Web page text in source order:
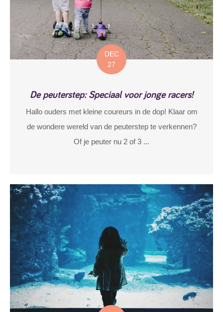
DEC
27
De peuterstep: Speciaal voor jonge racers!
Hallo ouders met kleine coureurs in de dop! Klaar om
de wondere wereld van de peuterstep te verkennen?
Of je peuter nu 2 of 3 ...